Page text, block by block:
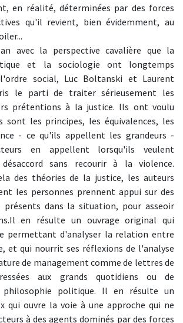
en réalité, déterminées par des forces
qu'il revient, bien évidemment, au
avec la perspective cavalière que la
et la sociologie ont longtemps
social, Luc Boltanski et Laurent
le parti de traiter sérieusement les
prétentions à la justice. Ils ont voulu
sont les principes, les équivalences, les
- ce qu'ils appellent les grandeurs -
en appellent lorsqu'ils veulent
sans recourir à la violence.
des théories de la justice, les auteurs
les personnes prennent appui sur des
présents dans la situation, pour asseoir
en résulte un ouvrage original qui
permettant d'analyser la relation entre
et qui nourrit ses réflexions de l'analyse
de management comme de lettres de
aux grands quotidiens ou de
philosophie politique. Il en résulte un
qui ouvre la voie à une approche qui ne
à des agents dominés par des forces